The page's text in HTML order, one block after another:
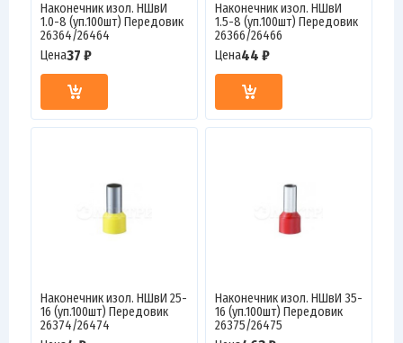
Наконечник изол. НШвИ
1.0-8 (уп.100шт) Передовик
26364/26464
Цена37 ₽
Наконечник изол. НШвИ
1.5-8 (уп.100шт) Передовик
26366/26466
Цена44 ₽
Наконечник изол. НШвИ 25-
16 (уп.100шт) Передовик
26374/26474
Наконечник изол. НШвИ 35-
16 (уп.100шт) Передовик
26375/26475